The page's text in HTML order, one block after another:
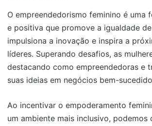
O empreendedorismo feminino é uma
e positiva que promove a igualdade
impulsiona a inovação e inspira a
líderes. Superando desafios, as
destacando como empreendedoras e
suas ideias em negócios bem-
Ao incentivar o empoderamento
um ambiente mais inclusivo, podemos